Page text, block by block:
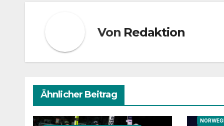
Von Redaktion
Ähnlicher Beitrag